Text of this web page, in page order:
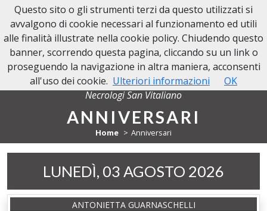
NECROLOGI SAN VITALIANO
Necrologi San Vitaliano
ANNIVERSARI
Home Anniversari
LUNEDÌ, 03 AGOSTO 2026
ANTONIETTA GUARNASCHELLI
Questo sito o gli strumenti terzi da questo utilizzati si
avvalgono di cookie necessari al funzionamento ed utili
alle finalità illustrate nella cookie policy. Chiudendo questo
banner, scorrendo questa pagina, cliccando su un link o
proseguendo la navigazione in altra maniera, acconsenti
all'uso dei cookie. Ulteriori informazioni OK